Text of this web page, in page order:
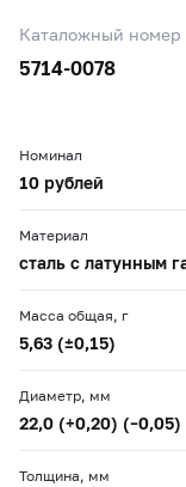
Каталожный номер
5714-0078
Номинал
10 рублей
Материал
сталь с латунным
Масса общая, г
5,63 (±0,15)
Диаметр, мм
22,0 (+0,20) (–0,05)
Толщина, мм